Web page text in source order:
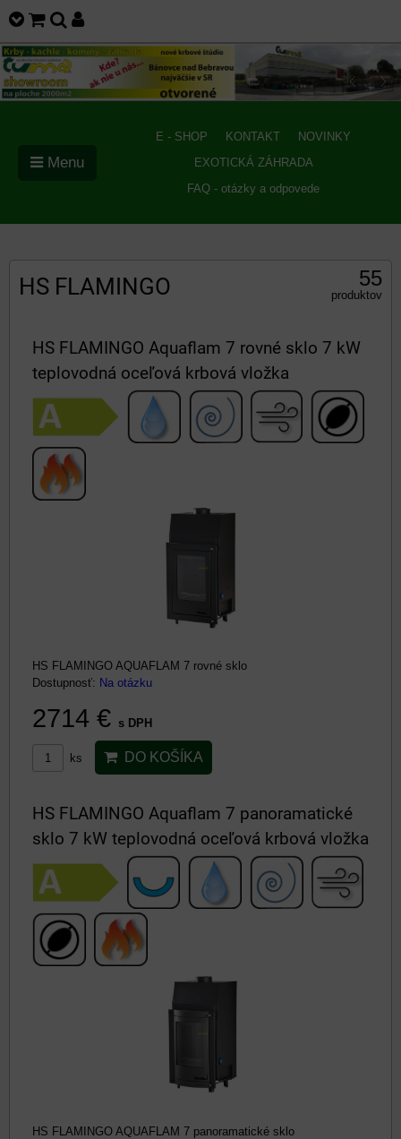
E - SHOP KONTAKT
NOVINKY
EXOTICKÁ ZÁHRADA
FAQ - otázky a odpovede
Menu
HS FLAMINGO 55
produktov
HS FLAMINGO Aquaflam 7 rovné sklo 7 kW
teplovodná oceľová krbová vložka
HS FLAMINGO AQUAFLAM 7 rovné sklo
Dostupnosť: Na otázku
2714 € s DPH
ks DO KOŠÍKA
HS FLAMINGO Aquaflam 7 panoramatické
sklo 7 kW teplovodná oceľová krbová vložka
HS FLAMINGO AQUAFLAM 7 panoramatické sklo